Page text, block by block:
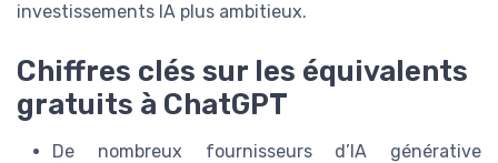
investissements IA plus ambitieux.
Chiffres clés sur les équivalents
gratuits à ChatGPT
De nombreux fournisseurs d’IA générative